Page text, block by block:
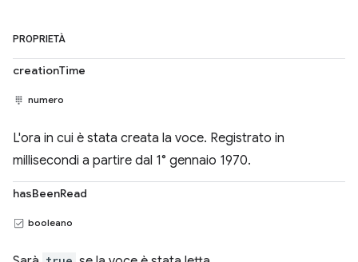
PROPRIETÀ
creationTime
numero
L'ora in cui è stata creata la voce. Registrato in
millisecondi a partire dal 1° gennaio 1970.
hasBeenRead
booleano